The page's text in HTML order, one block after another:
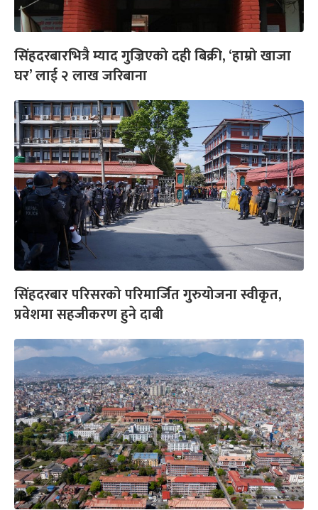
सिंहदरबारभित्रै म्याद गुज्रिएको दही बिक्री, ‘हाम्रो खाजा
घर’ लाई २ लाख जरिबाना
सिंहदरबार परिसरको परिमार्जित गुरुयोजना स्वीकृत,
प्रवेशमा सहजीकरण हुने दाबी